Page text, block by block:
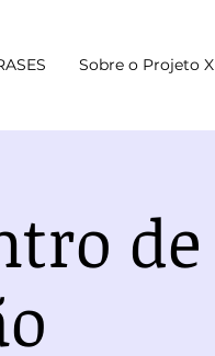
Sobre o Projeto X
de